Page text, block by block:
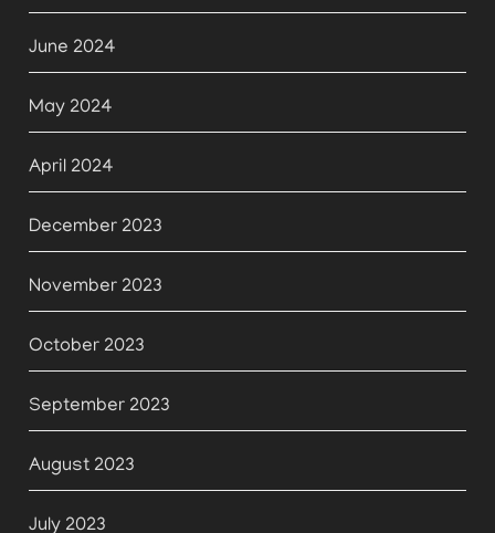
June 2024
May 2024
April 2024
December 2023
November 2023
October 2023
September 2023
August 2023
July 2023